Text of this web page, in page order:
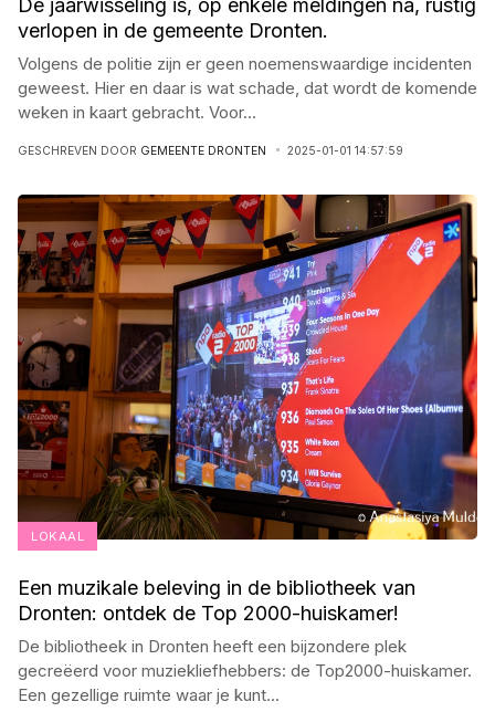
verlopen in de gemeente Dronten.
Volgens de politie zijn er geen noemenswaardige incidenten
geweest. Hier en daar is wat schade, dat wordt de komende
weken in kaart gebracht. Voor...
GESCHREVEN DOOR GEMEENTE DRONTEN 2025-01-01 14:57:59
LOKAAL
Een muzikale beleving in de bibliotheek van
Dronten: ontdek de Top 2000-huiskamer!
De bibliotheek in Dronten heeft een bijzondere plek
gecreëerd voor muziekliefhebbers: de Top2000-huiskamer.
Een gezellige ruimte waar je kunt...